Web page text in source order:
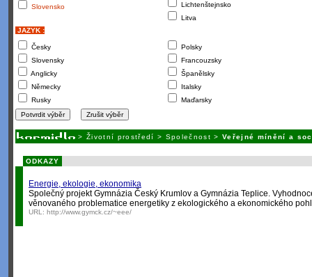
Slovensko
Lichtenštejnsko
Litva
JAZYK :
Česky
Slovensky
Anglicky
Německy
Rusky
Polsky
Francouzsky
Španělsky
Italsky
Maďarsky
> Životní prostředí > Společnost >Veřejné mínění a
ODKAZY
Energie, ekologie, ekonomika
Společný projekt Gymnázia Český Krumlov a Gymnázia Teplice.
věnovaného problematice energetiky z ekologického a ekonomického
URL: http://www.gymck.cz/~eee/